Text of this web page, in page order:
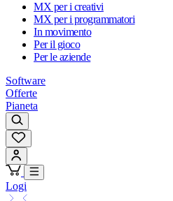
MX per i creativi
MX per i programmatori
In movimento
Per il gioco
Per le aziende
Software
Offerte
Pianeta
Logi